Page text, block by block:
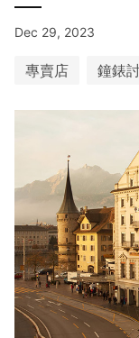
Dec 29, 2023
專賣店 鐘錶